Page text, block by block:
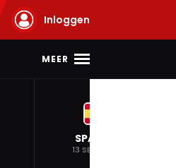
Inloggen
MEER
SPANJE
13 SEP. 2026